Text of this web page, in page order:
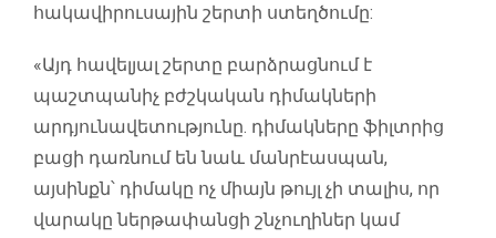
հակավիրուսային շերտի ստեղծումը:
«Այդ հավելյալ շերտը բարձրացնում է
պաշտպանիչ բժշկական դիմակների
արդյունավետությունը. դիմակները ֆիլտրից
բացի դառնում են նաև մանրէասպան,
այսինքն՝ դիմակը ոչ միայն թույլ չի տալիս, որ
վարակը ներթափանցի շնչուղիներ կամ